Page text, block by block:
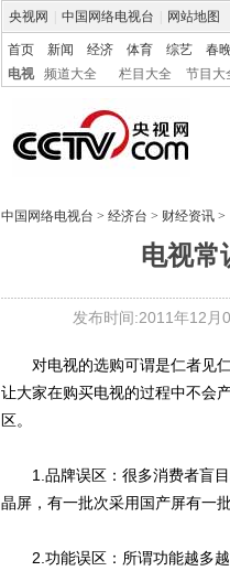
央视网 中国网络电视台 网站地图
首页 新闻 经济 体育 综艺 春
电视
频道大全 栏目大全 节目大
中国网络电视台 > 经济台 > 财经资讯 >
电视常
发布时间:2011年12月
对电视的选购可谓是仁者见仁
让大家在购买电视的过程中不会
区。
1.品牌误区：很多消费者盲目
晶屏，有一批次采用国产屏有一
2.功能误区：所谓功能越多越